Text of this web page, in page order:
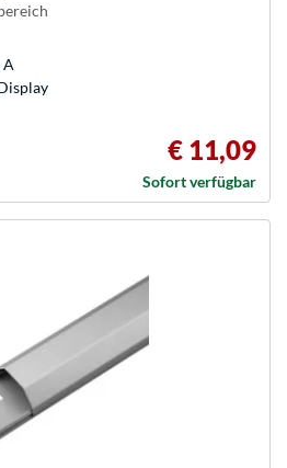
A
€ 11,09
Sofort verfügbar